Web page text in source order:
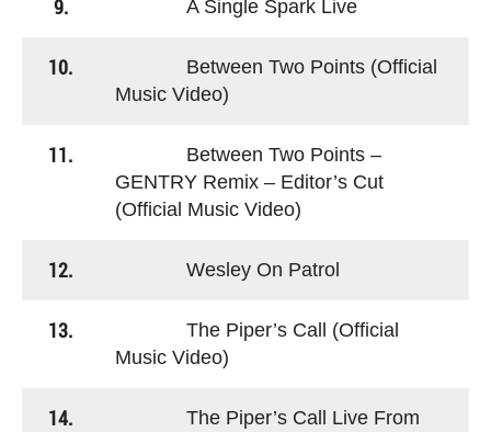
9. A Single Spark Live
10.
Between Two Points (Official
Music Video)
11.
Between Two Points –
GENTRY Remix – Editor’s Cut
(Official Music Video)
12. Wesley On Patrol
13.
The Piper’s Call (Official
Music Video)
14.
The Piper’s Call Live From